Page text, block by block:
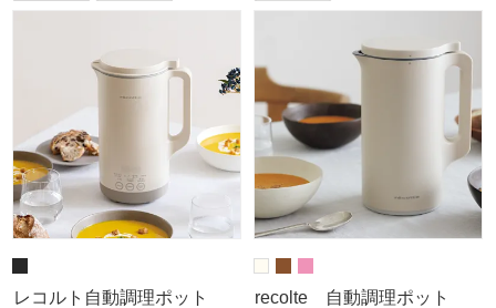
レコルト自動調理ポット
recolte 自動調理ポット